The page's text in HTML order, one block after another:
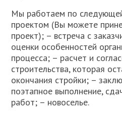
Мы работаем по
проектом (Вы можете
проект); – встреча с
оценки особенностей
процесса; – расчет и
строительства, которая
окончания стройки; –
поэтапное выполнение,
работ; – новоселье.